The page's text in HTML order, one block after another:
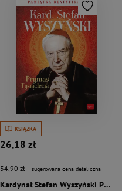
KSIĄŻKA
26,18 zł
34,90 zł - sugerowana cena detaliczna
Kardynał Stefan Wyszyński Prymas Tysiąclecia Pamiątka Beatyfikacji